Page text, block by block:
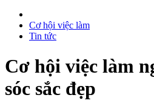
Cơ hội việc làm
Tin tức
Cơ hội việc làm
sóc sắc đẹp